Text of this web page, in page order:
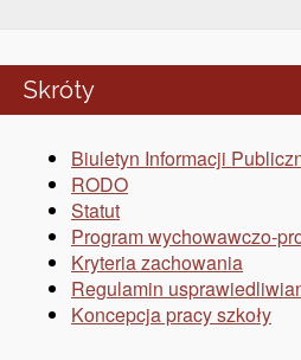
Skróty
Biuletyn Informacji
RODO
Statut
Program wychowawczo-
Kryteria zachowania
Regulamin
Koncepcja pracy szkoły